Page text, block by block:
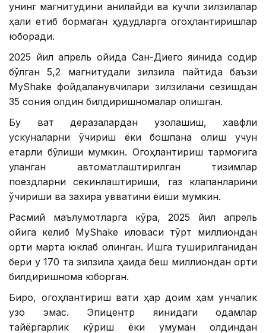
унинг магнитудини аниқлайди ва кучли зилзилалар
ҳали етиб бормаган ҳудудларга огоҳлантиришлар
юборади.
2025 йил апрель ойида Сан-Диего яқинида содир
бўлган 5,2 магнитудали зилзила пайтида баъзи
MyShake фойдаланувчилари зилзилани сезишдан
35 сония олдин билдиришномалар олишган.
Бу вақт деразалардан узоқлашиш, хавфли
ускуналарни ўчириш ёки бошпана олиш учун
етарли бўлиши мумкин. Огоҳлантириш тармоғига
уланган автоматлаштирилган тизимлар
поездларни секинлаштириши, газ клапанларини
ўчириши ва захира қувватини ёқиши мумкин.
Расмий маълумотларга кўра, 2025 йил апрель
ойига келиб MyShake иловаси тўрт миллиондан
ортиқ марта юклаб олинган. Ишга туширилганидан
бери у 170 та зилзила ҳақида беш миллиондан ортиқ
билдиришнома юборган.
Бироқ, огоҳлантириш вақти ҳар доим ҳам унчалик
узоқ эмас. Эпицентр яқинидаги одамлар
тайёргарлик кўриш ёки умуман олдиндан